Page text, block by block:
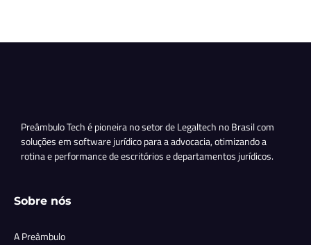
Preâmbulo Tech é pioneira no setor de Legaltech no Brasil com
soluções em software jurídico para a advocacia, otimizando a
rotina e performance de escritórios e departamentos jurídicos.
Sobre nós
A Preâmbulo